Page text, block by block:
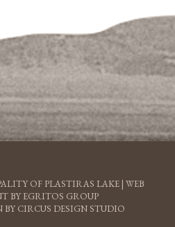
OF PLASTIRAS LAKE | WEB
BY EGRITOS GROUP
BY CIRCUS DESIGN STUDIO